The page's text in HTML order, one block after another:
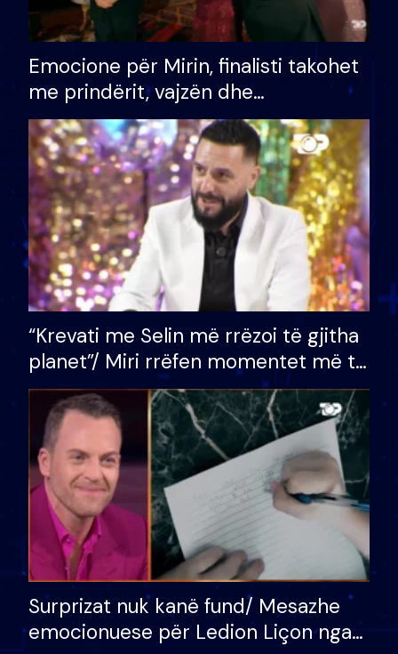
Emocione për Mirin, finalisti takohet
me prindërit, vajzën dhe
bashkëshorten: S’kemi ndonjë letër
divorci apo jo?
“Krevati me Selin më rrëzoi të gjitha
planet”/ Miri rrëfen momentet më të
bukura në shtëpinë e BB VIP: Do më
mungojë zilja e mëngjesit kur…
Surprizat nuk kanë fund/ Mesazhe
emocionuese për Ledion Liçon nga